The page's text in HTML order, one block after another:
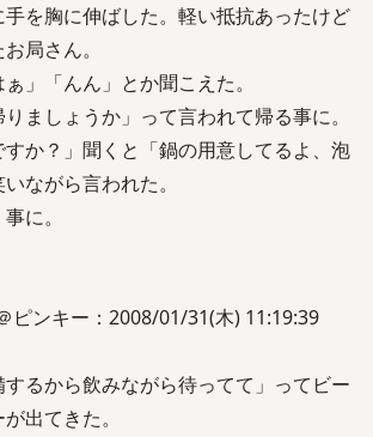
を胸に伸ばした。軽い抵抗あったけど
局さん。
」「んん」とか聞こえた。
ましょうか」って言われて帰る事に。
すか？」聞くと「鍋の用意してるよ、泡
ながら言われた。
に。
ピンキー：2008/01/31(木) 11:19:39
るから飲みながら待ってて」ってビー
出てきた。